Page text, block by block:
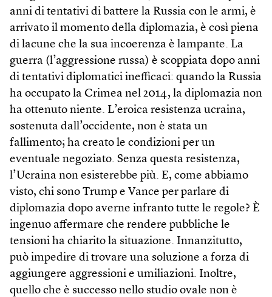
anni di tentativi di battere la Russia con le armi, è
arrivato il momento della diplomazia, è così piena
di lacune che la sua incoerenza è lampante. La
guerra (l’aggressione russa) è scoppiata dopo anni
di tentativi diplomatici inefficaci: quando la Russia
ha occupato la Crimea nel 2014, la diplomazia non
ha ottenuto niente. L’eroica resistenza ucraina,
sostenuta dall’occidente, non è stata un
fallimento; ha creato le condizioni per un
eventuale negoziato. Senza questa resistenza,
l’Ucraina non esisterebbe più. E, come abbiamo
visto, chi sono Trump e Vance per parlare di
diplomazia dopo averne infranto tutte le regole? È
ingenuo affermare che rendere pubbliche le
tensioni ha chiarito la situazione. Innanzitutto,
può impedire di trovare una soluzione a forza di
aggiungere aggressioni e umiliazioni. Inoltre,
quello che è successo nello studio ovale non è